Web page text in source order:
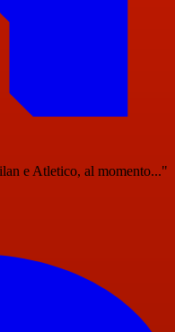
e Atletico, al momento..."